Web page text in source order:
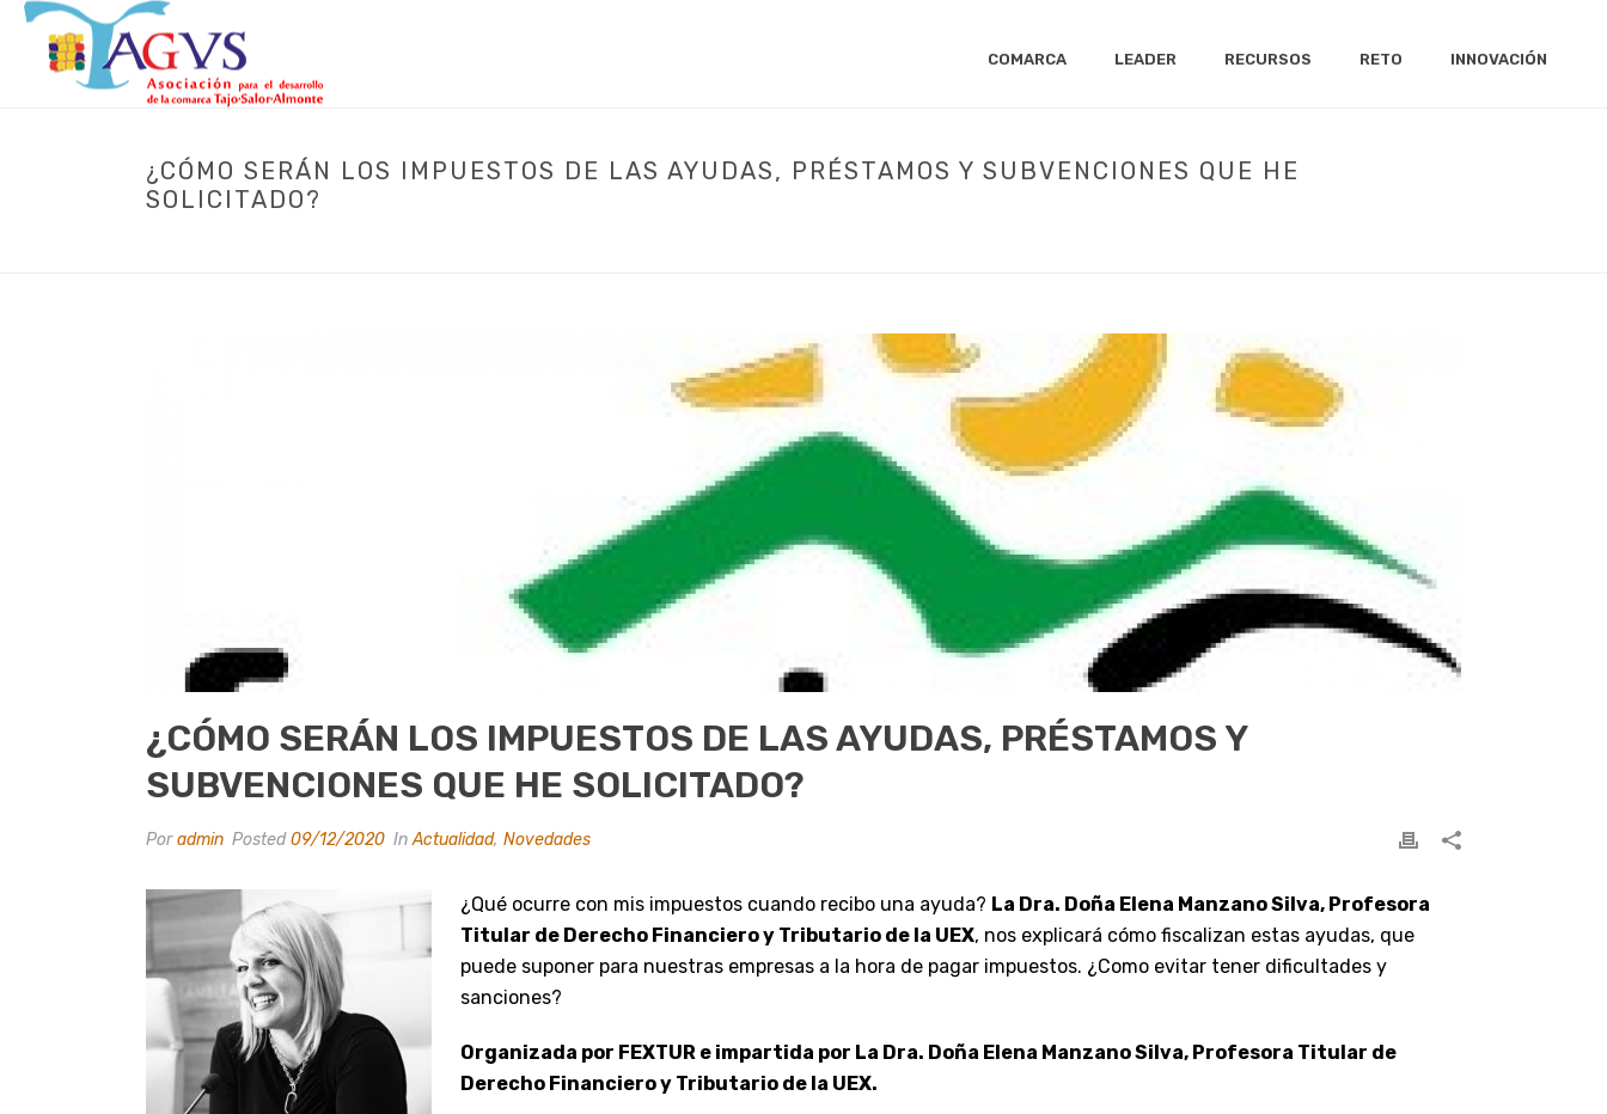
COMARCA LEADER RECURSOS RETO INNOVACIÓN
¿CÓMO SERÁN LOS IMPUESTOS DE LAS AYUDAS, PRÉSTAMOS Y SUBVENCIONES QUE HE
SOLICITADO?
¿CÓMO SERÁN LOS IMPUESTOS DE LAS AYUDAS, PRÉSTAMOS Y
SUBVENCIONES QUE HE SOLICITADO?
Poradmin Posted09/12/2020 InActualidad, Novedades
¿Qué ocurre con mis impuestos cuando recibo una ayuda? La Dra. Doña Elena Manzano Silva, Profesora
Titular de Derecho Financiero y Tributario de la UEX, nos explicará cómo fiscalizan estas ayudas, que
puede suponer para nuestras empresas a la hora de pagar impuestos. ¿Como evitar tener dificultades y
sanciones?
Organizada por FEXTUR e impartida por La Dra. Doña Elena Manzano Silva, Profesora Titular de
Derecho Financiero y Tributario de la UEX.